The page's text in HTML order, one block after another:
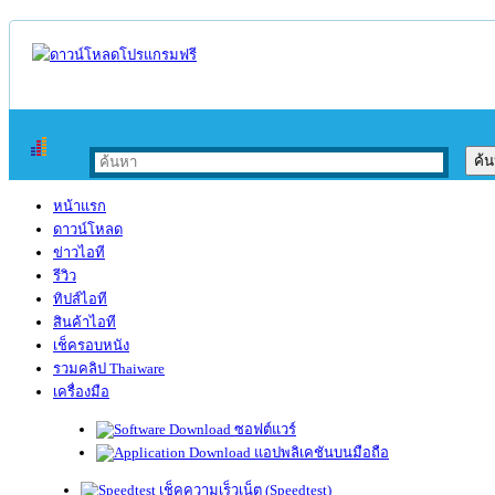
หน้าแรก
ดาวน์โหลด
ข่าวไอที
รีวิว
ทิปส์ไอที
สินค้าไอที
เช็ครอบหนัง
รวมคลิป Thaiware
เครื่องมือ
ซอฟต์แวร์
แอปพลิเคชันบนมือถือ
เช็คความเร็วเน็ต (Speedtest)